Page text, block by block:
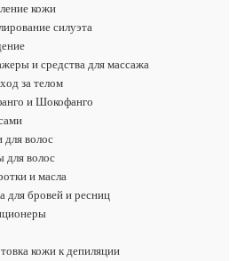
кожи
силуэта
и средства для массажа
за телом
и Шокофанго
волос
для волос
и масла
для бровей и ресниц
кожи к депиляции